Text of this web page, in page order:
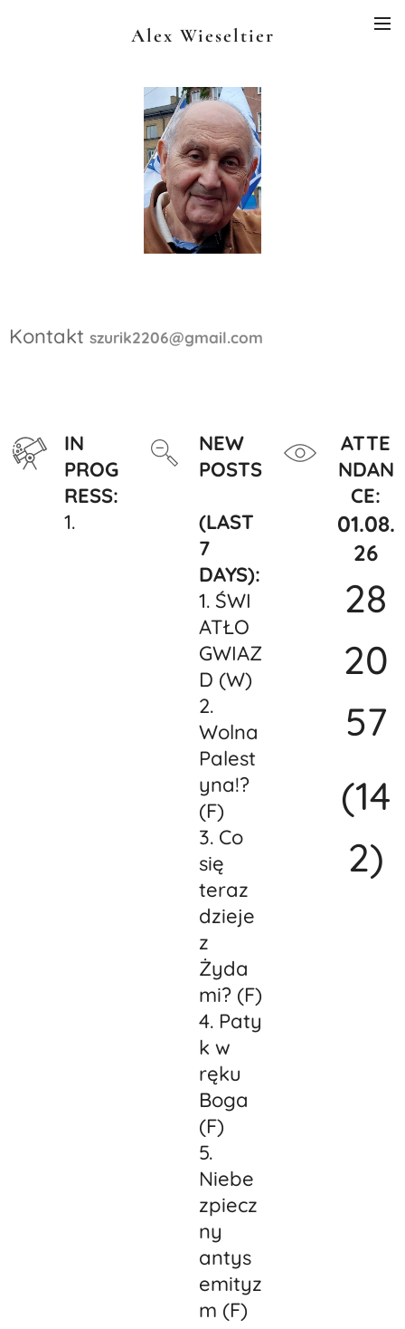
Alex Wieseltier
Kontakt szurik2206@gmail.com
IN
PROG
RESS:
1.
NEW
POSTS
(LAST
7
DAYS):
1. ŚWI
ATŁO
GWIAZ
D (W)
2.
Wolna
Palest
yna!?
(F)
3. Co
się
teraz
dzieje
z
Żyda
mi? (F)
4. Paty
k w
ręku
Boga
(F)
5.
Niebe
zpiecz
ny
antys
emityz
m (F)
ATTE
NDAN
CE:
01.08.
26
28
20
57
(14
2)